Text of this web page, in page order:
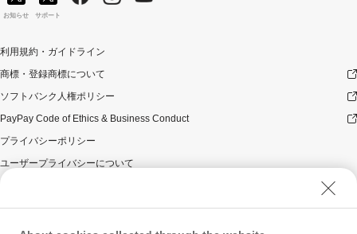
お知らせ サポート
利用規約・ガイドライン
商標・登録商標について
ソフトバンク人権ポリシー
PayPay Code of Ethics & Business Conduct
プライバシーポリシー
ユーザープライバシーについて
ウェブサイト利用規約
反社会的勢力に対する方針